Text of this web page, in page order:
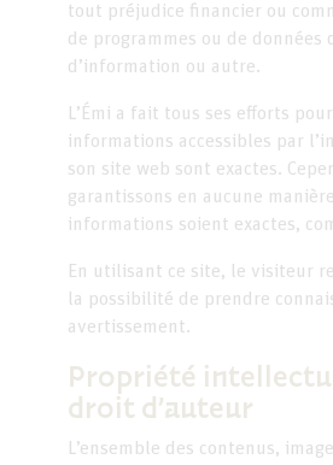
tout préjudice financier ou
de programmes ou de données
d’information ou autre.
L’Émi a fait tous ses efforts
informations accessibles par
son site web sont exactes.
garantissons en aucune
informations soient exactes,
En utilisant ce site, le visiteur
la possibilité de prendre
avertissement.
Propriété
droit d’auteur
L’ensemble des contenus,